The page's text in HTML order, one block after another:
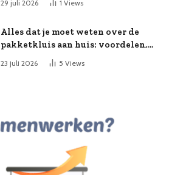
29 juli 2026 1 Views
Alles dat je moet weten over de
pakketkluis aan huis: voordelen,
kooptips en belang
23 juli 2026 5 Views